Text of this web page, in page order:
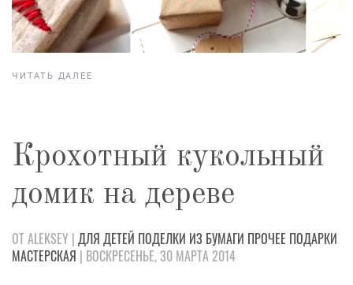
ЧИТАТЬ ДАЛЕЕ
Крохотный кукольный
домик на дереве
ОТ ALEKSEY | ДЛЯ ДЕТЕЙ ПОДЕЛКИ ИЗ БУМАГИ ПРОЧЕЕ ПОДАРКИ
МАСТЕРСКАЯ | ВОСКРЕСЕНЬЕ, 30 МАРТА 2014